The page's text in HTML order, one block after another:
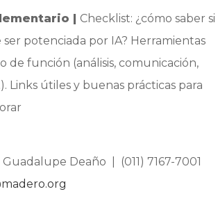
| Checklist: ¿cómo saber si
potenciada por IA? Herramientas
de función (análisis, comunicación,
Links útiles y buenas prácticas para
Guadalupe Deaño | (011) 7167-7001